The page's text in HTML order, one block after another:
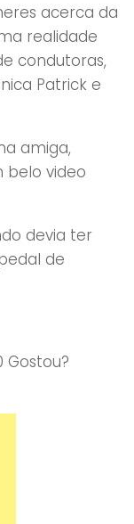
acerca da
realidade
condutoras,
Patrick e
amiga,
belo video
devia ter
de
Gostou?